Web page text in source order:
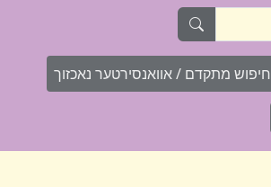
חיפוש מתקדם / אוואנסירטער נאכזוך